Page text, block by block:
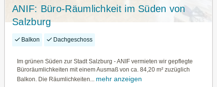
ANIF: Büro-Räumlichkeit im Süden von
Salzburg
Balkon Dachgeschoss
Im grünen Süden zur Stadt Salzburg - ANIF vermieten wir gepflegte
Büroräumlichkeiten mit einem Ausmaß von ca. 84,20 m² zuzüglich
Balkon. Die Räumlichkeiten... mehr anzeigen